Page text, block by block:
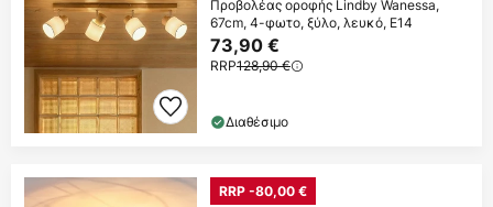
Προβολέας οροφής Lindby Wanessa,
67cm, 4-φωτο, ξύλο, λευκό, E14
73,90 €
RRP128,90 €
Διαθέσιμο
RRP -80,00 €